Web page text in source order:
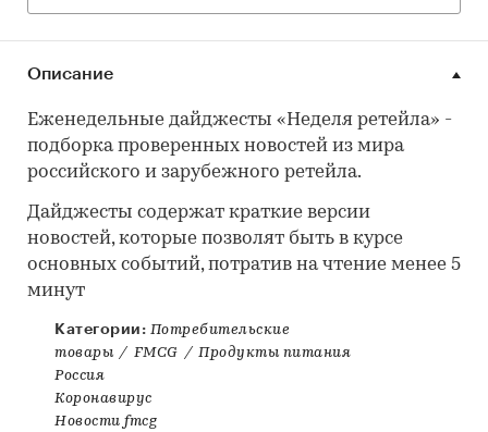
Описание
Еженедельные дайджесты «Неделя ретейла» -
подборка проверенных новостей из мира
российского и зарубежного ретейла.
Дайджесты содержат краткие версии
новостей, которые позволят быть в курсе
основных событий, потратив на чтение менее 5
минут
Категории: Потребительские
товары / FMCG / Продукты питания
Россия
Коронавирус
Новости fmcg